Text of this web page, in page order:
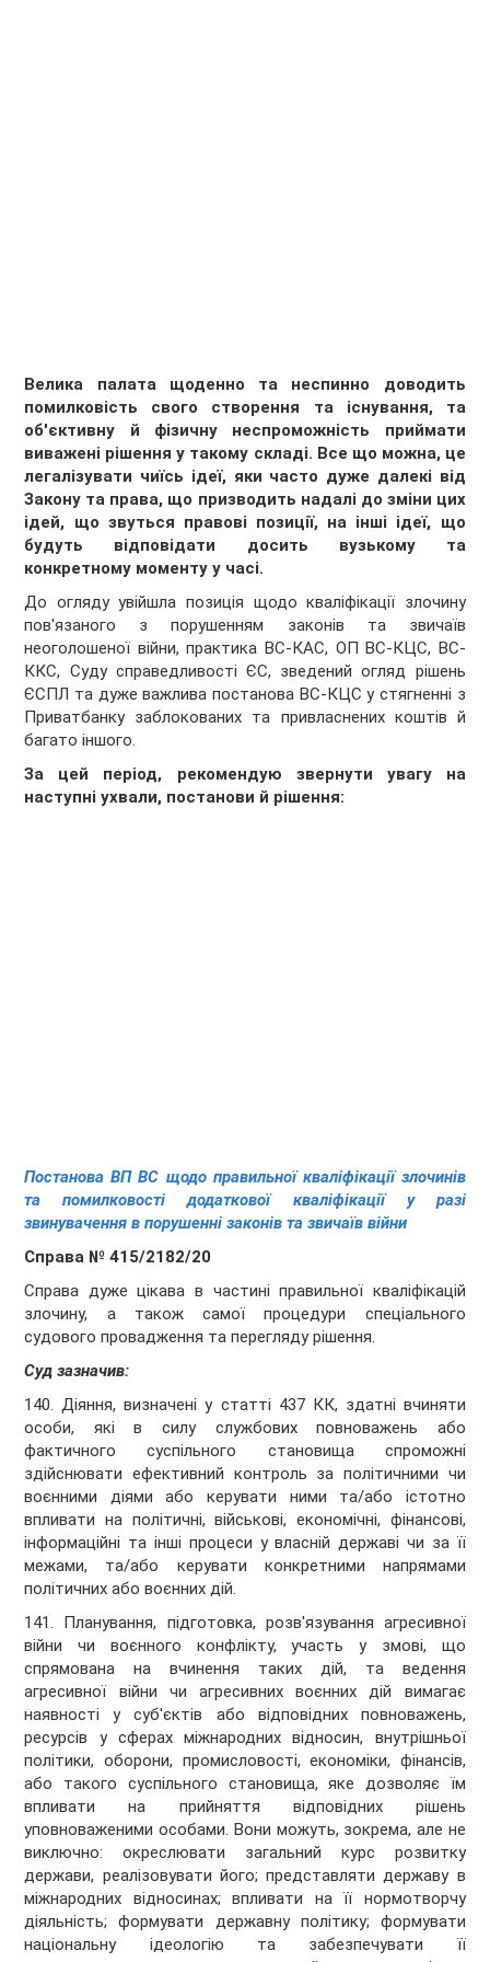
Велика палата щоденно та неспинно доводить
помилковість свого створення та існування, та
об'єктивну й фізичну неспроможність приймати
виважені рішення у такому складі. Все що можна, це
легалізувати чиїсь ідеї, яки часто дуже далекі від
Закону та права, що призводить надалі до зміни цих
ідей, що звуться правові позиції, на інші ідеї, що
будуть відповідати досить вузькому та
конкретному моменту у часі.
До огляду увійшла позиція щодо кваліфікації злочину
пов'язаного з порушенням законів та звичаїв
неоголошеної війни, практика ВС-КАС, ОП ВС-КЦС, ВС-
ККС, Суду справедливості ЄС, зведений огляд рішень
ЄСПЛ та дуже важлива постанова ВС-КЦС у стягненні з
Приватбанку заблокованих та привласнених коштів й
багато іншого.
За цей період, рекомендую звернути увагу на
наступні ухвали, постанови й рішення:
Постанова ВП ВС щодо правильної кваліфікації злочинів
та помилковості додаткової кваліфікації у разі
звинувачення в порушенні законів та звичаїв війни
Справа № 415/2182/20
Справа дуже цікава в частині правильної кваліфікацій
злочину, а також самої процедури спеціального
судового провадження та перегляду рішення.
Суд зазначив:
140. Діяння, визначені у статті 437 КК, здатні вчиняти
особи, які в силу службових повноважень або
фактичного суспільного становища спроможні
здійснювати ефективний контроль за політичними чи
воєнними діями або керувати ними та/або істотно
впливати на політичні, військові, економічні, фінансові,
інформаційні та інші процеси у власній державі чи за її
межами, та/або керувати конкретними напрямами
політичних або воєнних дій.
141. Планування, підготовка, розв'язування агресивної
війни чи воєнного конфлікту, участь у змові, що
спрямована на вчинення таких дій, та ведення
агресивної війни чи агресивних воєнних дій вимагає
наявності у суб'єктів або відповідних повноважень,
ресурсів у сферах міжнародних відносин, внутрішньої
політики, оборони, промисловості, економіки, фінансів,
або такого суспільного становища, яке дозволяє їм
впливати на прийняття відповідних рішень
уповноваженими особами. Вони можуть, зокрема, але не
виключно: окреслювати загальний курс розвитку
держави, реалізовувати його; представляти державу в
міжнародних відносинах; впливати на її нормотворчу
діяльність; формувати державну політику; формувати
національну ідеологію та забезпечувати її